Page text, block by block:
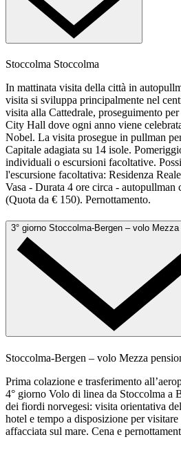
Stoccolma Stoccolma
In mattinata visita della città in
visita si sviluppa principalmente nel
visita alla Cattedrale, proseguimento
City Hall dove ogni anno viene
Nobel. La visita prosegue in pullman
Capitale adagiata su 14 isole.
individuali o escursioni facoltative.
l'escursione facoltativa: Residenza
Vasa - Durata 4 ore circa -
(Quota da € 150). Pernottamento.
3° giorno Stoccolma-Bergen – volo
Stoccolma-Bergen – volo Mezza
Prima colazione e trasferimento
4° giorno Volo di linea da Stoccolma a
dei fiordi norvegesi: visita orientativa
hotel e tempo a disposizione per
affacciata sul mare. Cena e